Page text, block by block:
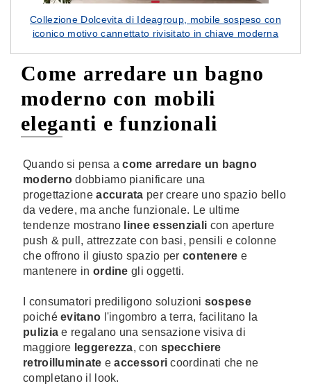
Collezione Dolcevita di Ideagroup, mobile sospeso con
iconico motivo cannettato rivisitato in chiave moderna
Come arredare un bagno
moderno con mobili
eleganti e funzionali
Quando si pensa acome arredare un bagno
moderno dobbiamo pianificare una
progettazioneaccurata per creare uno spazio bello
da vedere, ma anche funzionale. Le ultime
tendenze mostrano linee essenziali con aperture
push & pull, attrezzate con basi, pensili e colonne
che offrono il giusto spazio per contenere e
mantenere in ordine gli oggetti.
I consumatori prediligono soluzioni sospese
poichéevitano l'ingombro a terra, facilitano la
pulizia e regalano una sensazione visiva di
maggiore leggerezza, con specchiere
retroilluminate eaccessori coordinati che ne
completano il look.